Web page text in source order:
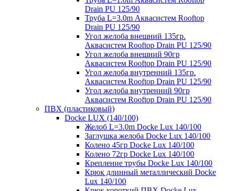
Drain PU 125/90
Труба L=3.0m Аквасистем Rooftop
Drain PU 125/90
Угол желоба внешний 135гр.
Аквасистем Rooftop Drain PU 125/90
Угол желоба внешний 90гр
Аквасистем Rooftop Drain PU 125/90
Угол желоба внутренний 135гр.
Аквасистем Rooftop Drain PU 125/90
Угол желоба внутренний 90гр
Аквасистем Rooftop Drain PU 125/90
ПВХ (пластиковый)
Docke LUX (140/100)
Желоб L=3.0m Docke Lux 140/100
Заглушка желоба Docke Lux 140/100
Колено 45гр Docke Lux 140/100
Колено 72гр Docke Lux 140/100
Крепление трубы Docke Lux 140/100
Крюк длинный металлический Docke
Lux 140/100